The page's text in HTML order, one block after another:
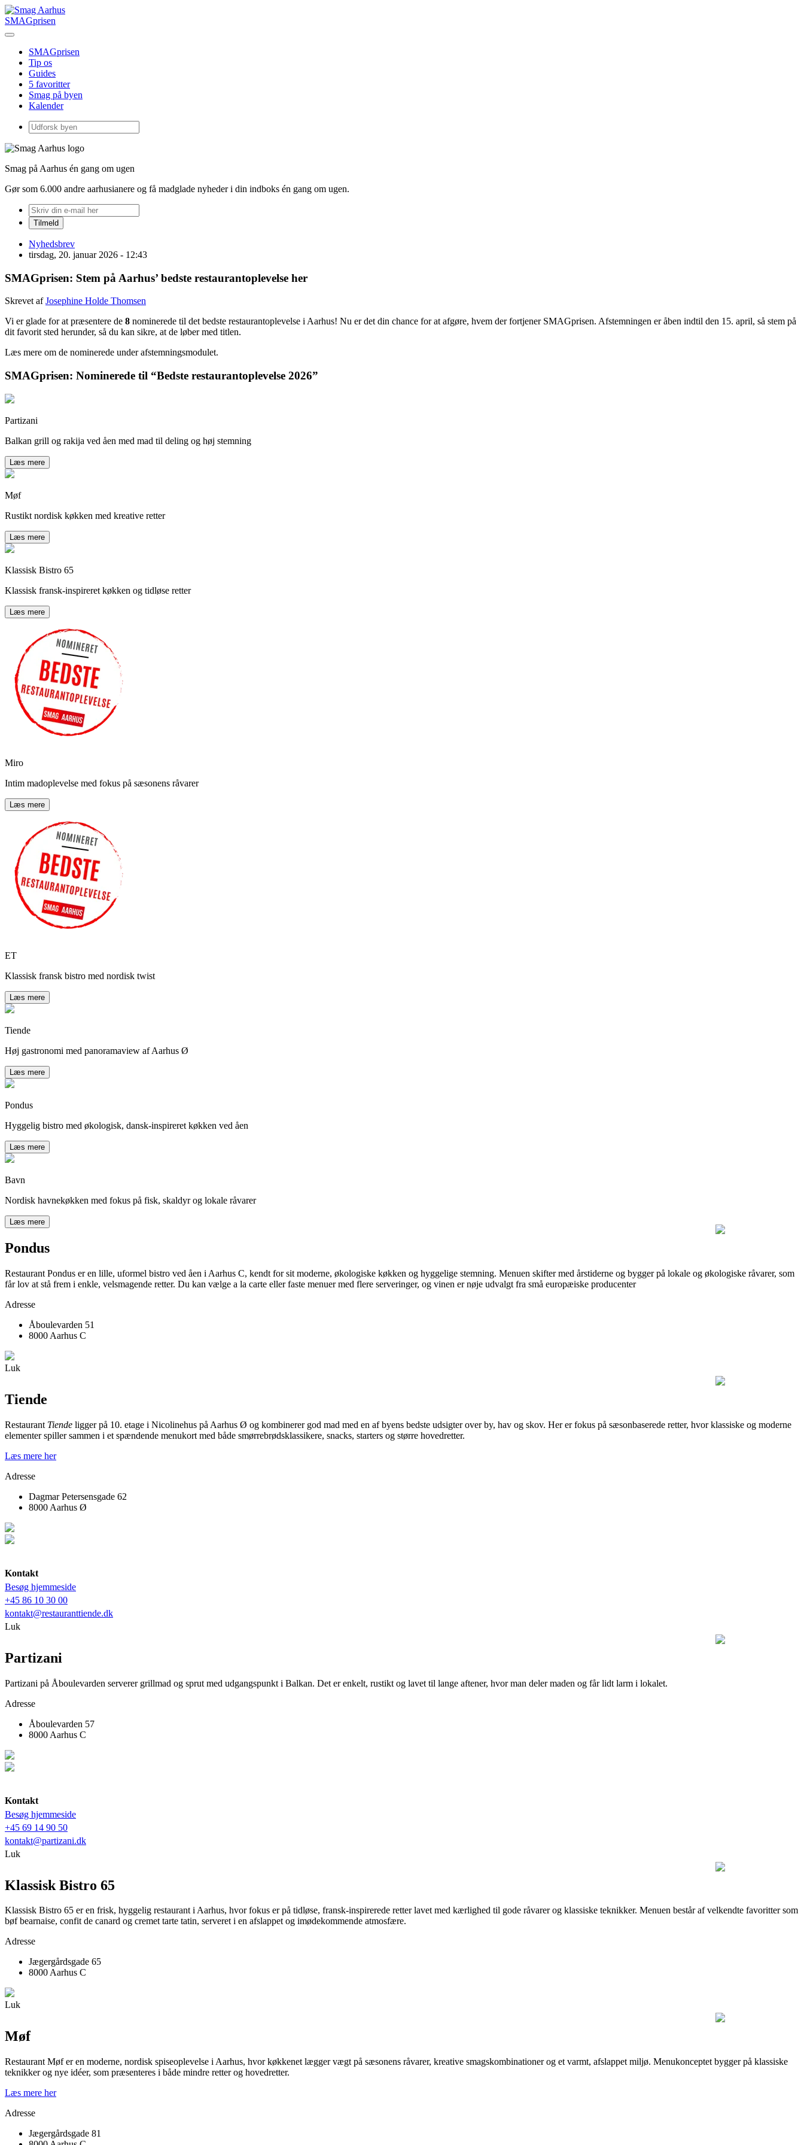
SMAGprisen
SMAGprisen
Tip os
Guides
5 favoritter
Smag på byen
Kalender
Smag på Aarhus én gang om ugen
Gør som 6.000 andre aarhusianere og få madglade nyheder i din indboks én gang om ugen.
Nyhedsbrev
tirsdag, 20. januar 2026 - 12:43
SMAGprisen: Stem på Aarhus’ bedste restaurantoplevelse her
Skrevet afJosephine Holde Thomsen
Vi er glade for at præsentere de 8 nominerede til det bedste restaurantoplevelse i Aarhus! Nu er det din chance for at afgøre, hvem der fortjener SMAGprisen. Afstemningen er åben indtil den 15. april, så stem på
dit favorit sted herunder, så du kan sikre, at de løber med titlen.
Læs mere om de nominerede under afstemningsmodulet.
SMAGprisen: Nominerede til “Bedste restaurantoplevelse 2026”
Partizani
Balkan grill og rakija ved åen med mad til deling og høj stemning
Læs mere
Møf
Rustikt nordisk køkken med kreative retter
Læs mere
Klassisk Bistro 65
Klassisk fransk-inspireret køkken og tidløse retter
Læs mere
Miro
Intim madoplevelse med fokus på sæsonens råvarer
Læs mere
ET
Klassisk fransk bistro med nordisk twist
Læs mere
Tiende
Høj gastronomi med panoramaview af Aarhus Ø
Læs mere
Pondus
Hyggelig bistro med økologisk, dansk-inspireret køkken ved åen
Læs mere
Bavn
Nordisk havnekøkken med fokus på fisk, skaldyr og lokale råvarer
Læs mere
Pondus
Restaurant Pondus er en lille, uformel bistro ved åen i Aarhus C, kendt for sit moderne, økologiske køkken og hyggelige stemning. Menuen skifter med årstiderne og bygger på lokale og økologiske råvarer, som
får lov at stå frem i enkle, velsmagende retter. Du kan vælge a la carte eller faste menuer med flere serveringer, og vinen er nøje udvalgt fra små europæiske producenter
Adresse
Åboulevarden 51
8000 Aarhus C
Luk
Tiende
Restaurant Tiende ligger på 10. etage i Nicolinehus på Aarhus Ø og kombinerer god mad med en af byens bedste udsigter over by, hav og skov. Her er fokus på sæsonbaserede retter, hvor klassiske og moderne
elementer spiller sammen i et spændende menukort med både smørrebrødsklassikere, snacks, starters og større hovedretter.
Læs mere her
Adresse
Dagmar Petersensgade 62
8000 Aarhus Ø
Kontakt
Besøg hjemmeside
+45 86 10 30 00
kontakt@restauranttiende.dk
Luk
Partizani
Partizani på Åboulevarden serverer grillmad og sprut med udgangspunkt i Balkan. Det er enkelt, rustikt og lavet til lange aftener, hvor man deler maden og får lidt larm i lokalet.
Adresse
Åboulevarden 57
8000 Aarhus C
Kontakt
Besøg hjemmeside
+45 69 14 90 50
kontakt@partizani.dk
Luk
Klassisk Bistro 65
Klassisk Bistro 65 er en frisk, hyggelig restaurant i Aarhus, hvor fokus er på tidløse, fransk-inspirerede retter lavet med kærlighed til gode råvarer og klassiske teknikker. Menuen består af velkendte favoritter som
bøf bearnaise, confit de canard og cremet tarte tatin, serveret i en afslappet og imødekommende atmosfære.
Adresse
Jægergårdsgade 65
8000 Aarhus C
Luk
Møf
Restaurant Møf er en moderne, nordisk spiseoplevelse i Aarhus, hvor køkkenet lægger vægt på sæsonens råvarer, kreative smagskombinationer og et varmt, afslappet miljø. Menukonceptet bygger på klassiske
teknikker og nye idéer, som præsenteres i både mindre retter og hovedretter.
Læs mere her
Adresse
Jægergårdsgade 81